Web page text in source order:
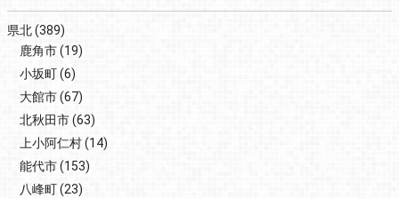
県北(389)
鹿角市(19)
小坂町(6)
大館市(67)
北秋田市(63)
上小阿仁村(14)
能代市(153)
八峰町(23)